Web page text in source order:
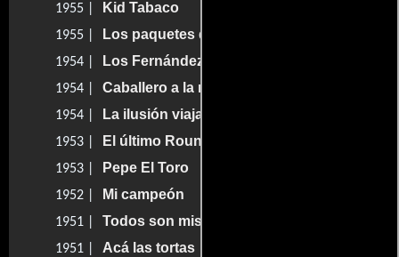
1955 | Kid Tabaco
1955 | Los paquetes de Paquita
1954 | Los Fernández de Peralvillo
1954 | Caballero a la medida
1954 | La ilusión viaja en tranvía
1953 | El último Round
1953 | Pepe El Toro
1952 | Mi campeón
1951 | Todos son mis hijos
1951 | Acá las tortas